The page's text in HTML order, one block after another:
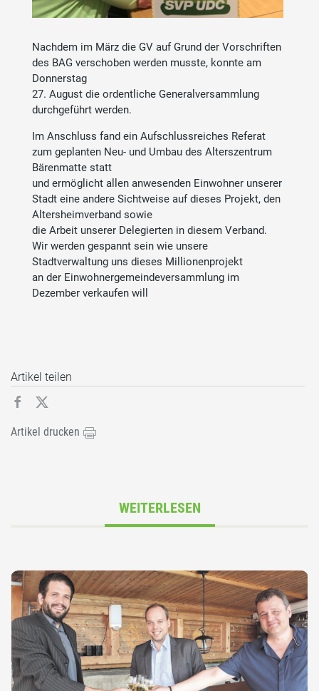
Nachdem im März die GV auf Grund der Vorschriften
des BAG verschoben werden musste, konnte am
Donnerstag
27. August die ordentliche Generalversammlung
durchgeführt werden.
Im Anschluss fand ein Aufschlussreiches Referat
zum geplanten Neu- und Umbau des Alterszentrum
Bärenmatte statt
und ermöglicht allen anwesenden Einwohner unserer
Stadt eine andere Sichtweise auf dieses Projekt, den
Altersheimverband sowie
die Arbeit unserer Delegierten in diesem Verband.
Wir werden gespannt sein wie unsere
Stadtverwaltung uns dieses Millionenprojekt
an der Einwohnergemeindeversammlung im
Dezember verkaufen will
Artikel teilen
Artikel drucken
WEITERLESEN